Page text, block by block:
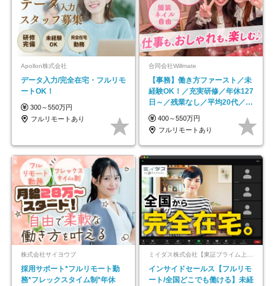
Apollon株式会社
データ入力/完全在宅・フルリモ
ートOK！
300～550万円
フルリモートあり
合同会社Willmate
【事務】働き方ファースト／未
経験OK！／充実研修／年休127
日～／残業なし／平均20代／リ
モートOK
400～550万円
フルリモートあり
株式会社サイヨウブ
採用サポート*フルリモート勤
務*フレックスタイム制*年休
ミイダス株式会社【東証プライム上場パーソルグループ】
インサイドセールス【フルリモ
ート/全国どこでも働ける】未経